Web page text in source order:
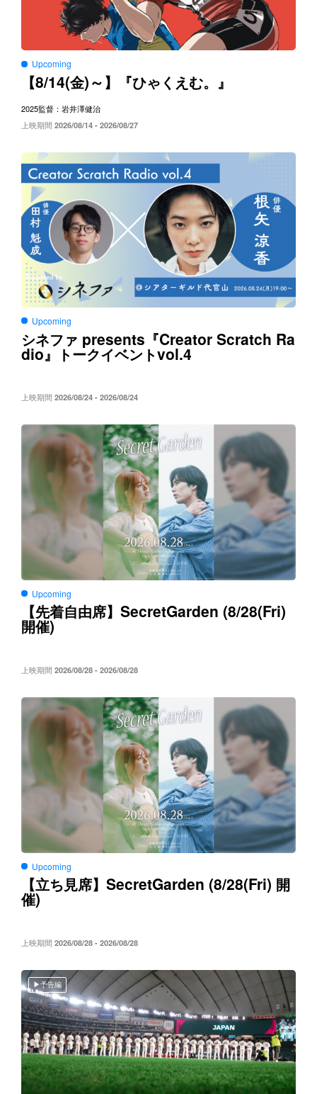
Upcoming
【8/14(金)～】『ひゃくえむ。』
2025監督：岩井澤健治
上映期間 2026/08/14 - 2026/08/27
Upcoming
シネファ presents 『Creator Scratch Ra
dio』トークイベントvol.4
上映期間 2026/08/24 - 2026/08/24
Upcoming
【先着自由席】 SecretGarden (8/28(Fri)
開催)
上映期間 2026/08/28 - 2026/08/28
Upcoming
【立ち見席】 SecretGarden (8/28(Fri) 開
催)
上映期間 2026/08/28 - 2026/08/28
予告編